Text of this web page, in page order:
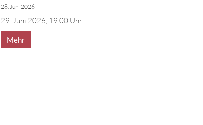
28. Juni 2026
29. Juni 2026, 19.00 Uhr
Mehr